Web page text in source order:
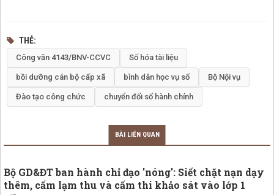
THẺ
Công văn 4143/BNV-CCVC Số hóa tài liệu
bồi dưỡng cán bộ cấp xã bình dân học vụ số Bộ Nội vụ
Đào tạo công chức chuyển đổi số hành chính
BÀI LIÊN QUAN
Bộ GD&ĐT ban hành chỉ đạo 'nóng': Siết chặt nạn dạy
thêm, cấm lạm thu và cấm thi khảo sát vào lớp 1